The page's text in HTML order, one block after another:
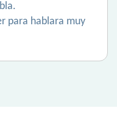
para hablara muy